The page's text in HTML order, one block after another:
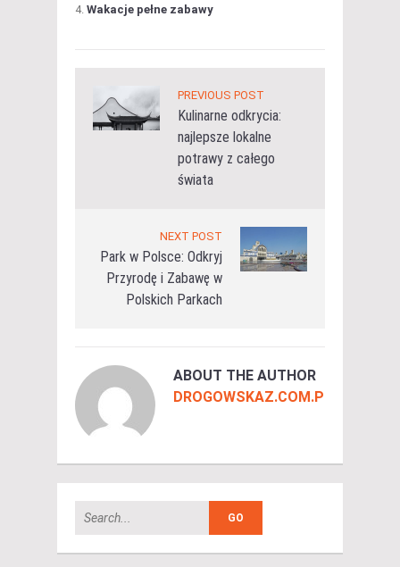
Wakacje pełne zabawy
PREVIOUS POST
Kulinarne odkrycia:
najlepsze lokalne
potrawy z całego
świata
NEXT POST
Park w Polsce: Odkryj
Przyrodę i Zabawę w
Polskich Parkach
ABOUT THE AUTHOR
DROGOWSKAZ.COM.PL